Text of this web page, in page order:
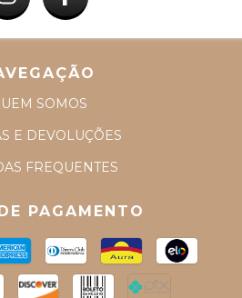
SOMOS
E DEVOLUÇÕES
FREQUENTES
PAGAMENTO